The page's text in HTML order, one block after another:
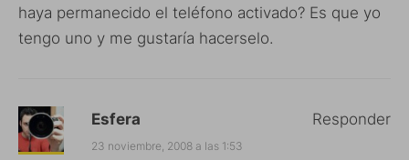
haya permanecido el teléfono activado? Es que yo
tengo uno y me gustaría hacerselo.
Esfera
23 noviembre, 2008 a las 1:53
Responder